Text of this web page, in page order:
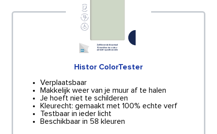
Histor ColorTester
Verplaatsbaar
Makkelijk weer van je muur af te halen
Je hoeft niet te schilderen
Kleurecht: gemaakt met 100% echte verf
Testbaar in ieder licht
Beschikbaar in 58 kleuren